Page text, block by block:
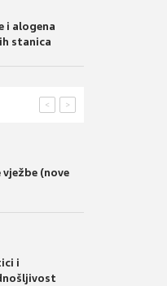
i alogena
stanica
>
<
(nove
i